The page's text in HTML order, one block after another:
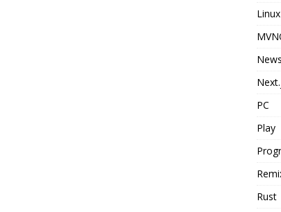
Linux
News
PC
Play
Rust